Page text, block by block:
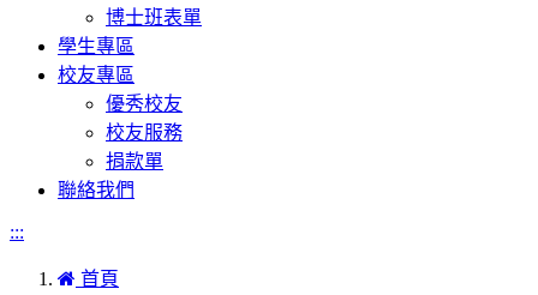
博士班表單
學生專區
校友專區
優秀校友
校友服務
捐款單
聯絡我們
:::
首頁